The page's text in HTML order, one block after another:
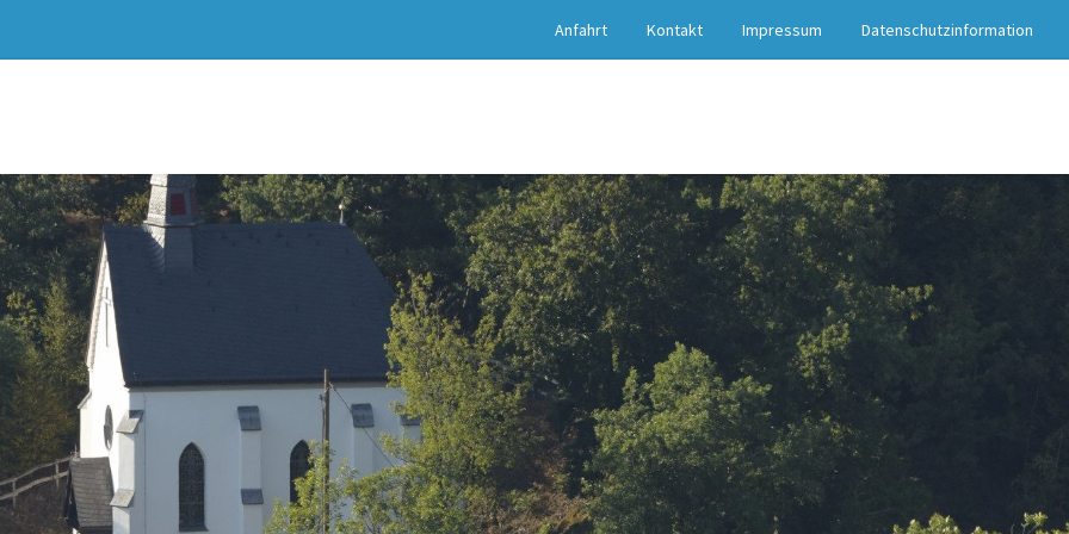
Anfahrt Kontakt Impressum Datenschutzinformation